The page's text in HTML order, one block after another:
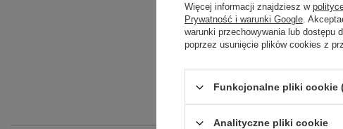
Więcej informacji znajdziesz w
Prywatność i warunki Google.
warunki przechowywania lub dostępu
poprzez usunięcie plików cookies z
Funkcjonalne pliki cookie
Analityczne pliki cookie